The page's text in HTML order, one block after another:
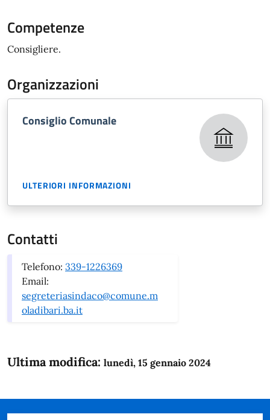
Competenze
Consigliere.
Organizzazioni
Consiglio Comunale
ULTERIORI INFORMAZIONI
Contatti
Telefono: 339-1226369
Email:
segreteriasindaco@comune.m
oladibari.ba.it
Ultima modifica: lunedì, 15 gennaio 2024